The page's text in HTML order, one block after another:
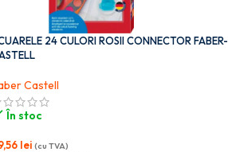
24 CULORI ROSII CONNECTOR FABER-
Castell
În stoc
lei (cu TVA)